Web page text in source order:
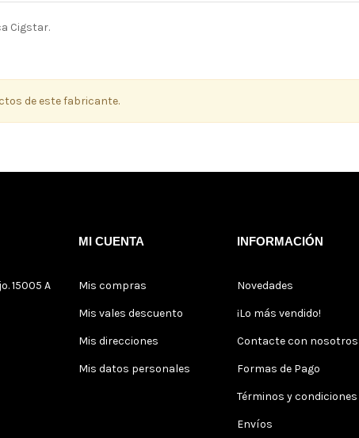
Cigstar.
de este fabricante.
15005 A
MI CUENTA
Mis compras
Mis vales descuento
Mis direcciones
Mis datos personales
INFORMACIÓN
Novedades
¡Lo más vendido!
Contacte con nosotros
Formas de Pago
Términos y condiciones
Envíos